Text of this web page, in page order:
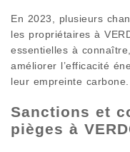
En 2023, plusieurs
les propriétaires à
essentielles à
améliorer l’efficacité
leur empreinte carbone.
Sanctions et
pièges à